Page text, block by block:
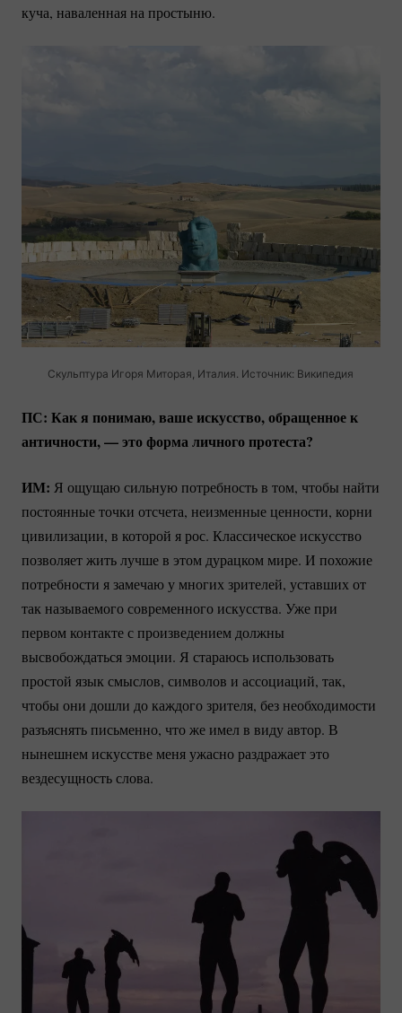
куча, наваленная на простыню.
Скульптура Игоря Миторая, Италия. Источник: Википедия
ПС: Как я понимаю, ваше искусство, обращенное к
античности, — это форма личного протеста?
ИМ: Я ощущаю сильную потребность в том, чтобы найти
постоянные точки отсчета, неизменные ценности, корни
цивилизации, в которой я рос. Классическое искусство
позволяет жить лучше в этом дурацком мире. И похожие
потребности я замечаю у многих зрителей, уставших от
так называемого современного искусства. Уже при
первом контакте с произведением должны
высвобождаться эмоции. Я стараюсь использовать
простой язык смыслов, символов и ассоциаций, так,
чтобы они дошли до каждого зрителя, без необходимости
разъяснять письменно, что же имел в виду автор. В
нынешнем искусстве меня ужасно раздражает это
вездесущность слова.